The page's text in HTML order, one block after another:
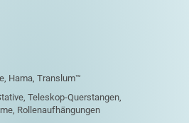
Hama, Translum™
Teleskop-Querstangen,
Rollenaufhängungen